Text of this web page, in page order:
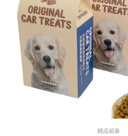
精品紙紮